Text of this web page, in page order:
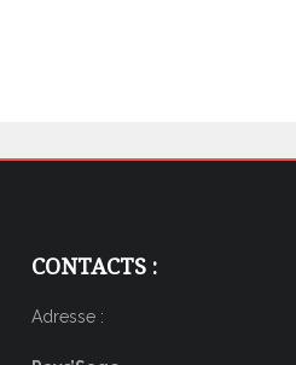
CONTACTS :
Adresse :